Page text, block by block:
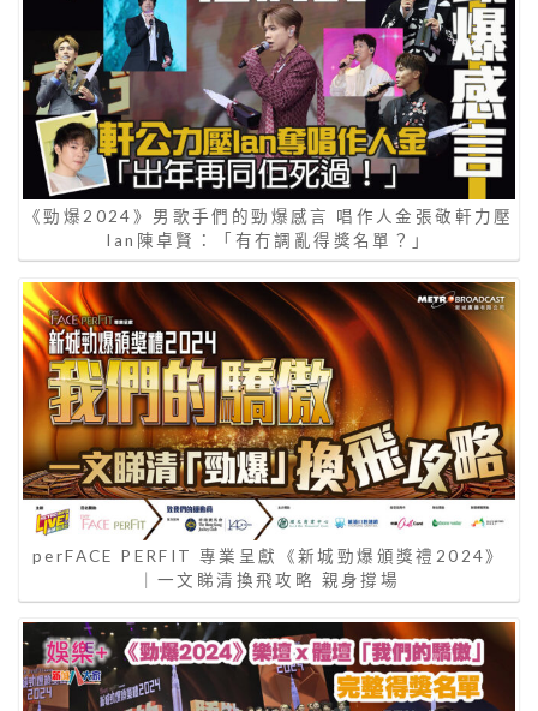
《勁爆2024》男歌手們的勁爆感言 唱作人金張敬軒力壓
Ian陳卓賢：「有冇調亂得獎名單？」
perFACE PERFIT 專業呈獻《新城勁爆頒獎禮2024》
｜一文睇清換飛攻略 親身撐場